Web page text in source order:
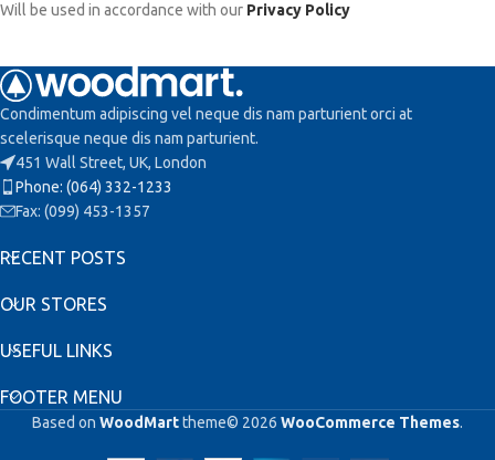
Will be used in accordance with our Privacy Policy
Condimentum adipiscing vel neque dis nam parturient orci at
scelerisque neque dis nam parturient.
451 Wall Street, UK, London
Phone: (064) 332-1233
Fax: (099) 453-1357
RECENT POSTS
OUR STORES
USEFUL LINKS
FOOTER MENU
Based on WoodMarttheme© 2026 WooCommerce Themes.